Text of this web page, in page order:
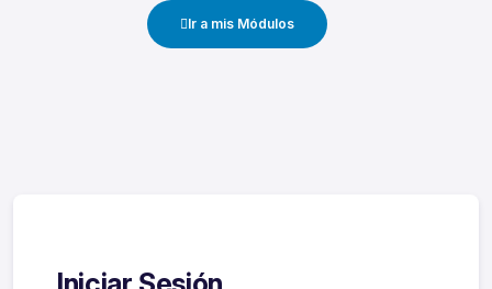
Ir a mis Módulos